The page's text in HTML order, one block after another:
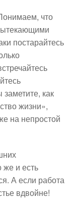
что
постарайтесь
как
жизни»,
на непростой
же и есть
А если работа
вдвойне!